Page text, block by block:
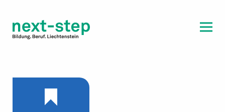
Beratung & Unterstützung